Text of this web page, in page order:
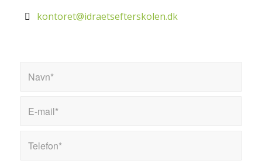
kontoret@idraetsefterskolen.dk